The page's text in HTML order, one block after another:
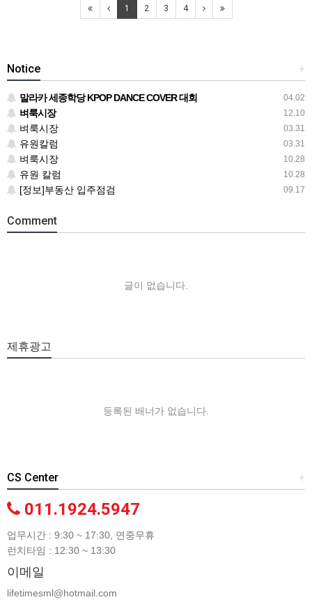
1 2 3 4
+
Notice
04.02
말라카 세종학당 KPOP DANCE COVER 대회
12.10
벼룩시장
03.31
벼룩시장
03.31
유원칼럼
10.28
벼룩시장
10.28
유원 칼럼
09.17
[정보]부동산 입주점검
Comment
글이 없습니다.
제휴광고
등록된 배너가 없습니다.
+
CS Center
011.1924.5947
업무시간 : 9:30 ~ 17:30, 연중무휴
런치타임 : 12:30 ~ 13:30
이메일
lifetimesml@hotmail.com